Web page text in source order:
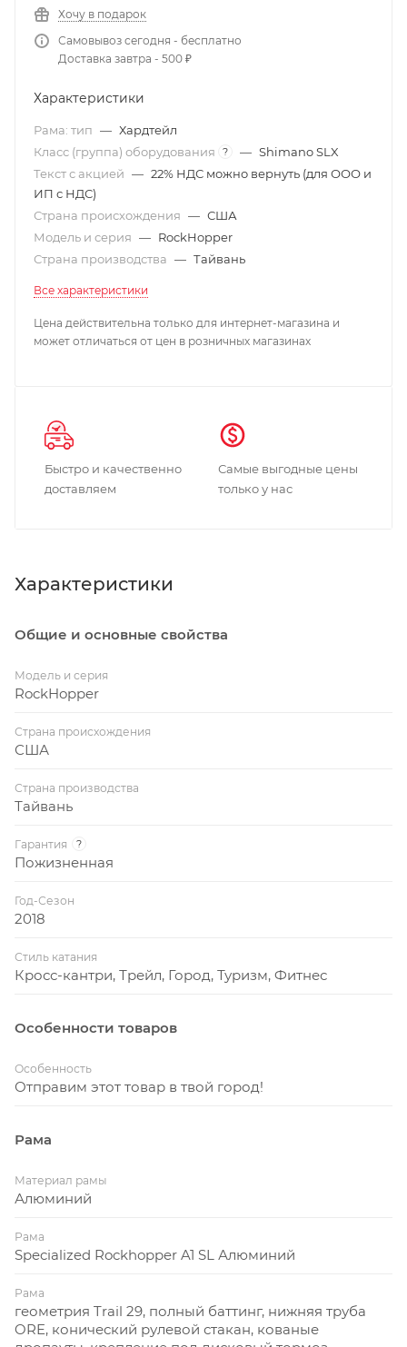
Хочу в подарок
Самовывоз сегодня - бесплатно
Доставка завтра - 500 ₽
Характеристики
Рама: тип — Хардтейл
Класс (группа) оборудования
? — Shimano SLX
Текст с акцией — 22% НДС можно вернуть (для ООО и
ИП с НДС)
Страна происхождения — США
Модель и серия — RockHopper
Страна производства — Тайвань
Все характеристики
Цена действительна только для интернет-магазина и
может отличаться от цен в розничных магазинах
Быстро и качественно
доставляем
Самые выгодные цены
только у нас
Характеристики
Общие и основные свойства
Модель и серия
RockHopper
Страна происхождения
США
Страна производства
Тайвань
Гарантия ?
Пожизненная
Год-Сезон
2018
Стиль катания
Кросс-кантри, Трейл, Город, Туризм, Фитнес
Особенности товаров
Особенность
Отправим этот товар в твой город!
Рама
Материал рамы
Алюминий
Рама
Specialized Rockhopper A1 SL Алюминий
Рама
геометрия Trail 29, полный баттинг, нижняя труба
ORE, конический рулевой стакан, кованые